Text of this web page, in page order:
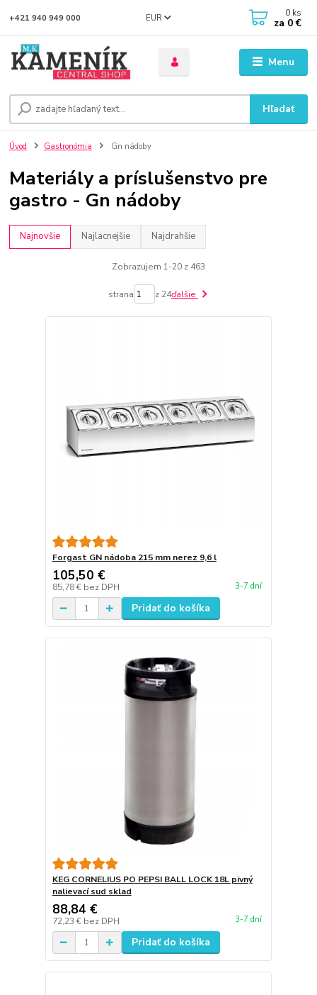
Menu
EUR
Hľadať
+421 940 949 000 0 ks
za 0 €
Úvod Gastronómia Gn nádoby
Materiály a príslušenstvo pre
gastro - Gn nádoby
Najnovšie Najlacnejšie Najdrahšie
Zobrazujem 1-20 z 463
strana z 24ďalšie
Forgast GN nádoba 215 mm nerez 9,6 l
105,50 €
85,78 € bez DPH 3-7 dní
Pridať do košíka
KEG CORNELIUS PO PEPSI BALL LOCK 18L pivný
nalievací sud sklad
88,84 €
72,23 € bez DPH 3-7 dní
Pridať do košíka